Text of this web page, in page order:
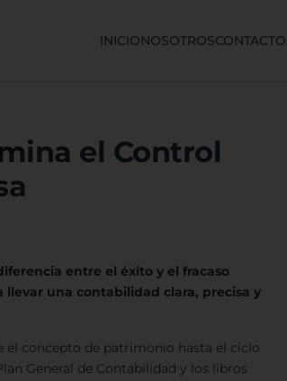
INICIONOSOTROSCONTACTO
el Control
entre el éxito y el fracaso
una contabilidad clara, precisa y
el concepto de patrimonio hasta el ciclo
General de Contabilidad y los libros